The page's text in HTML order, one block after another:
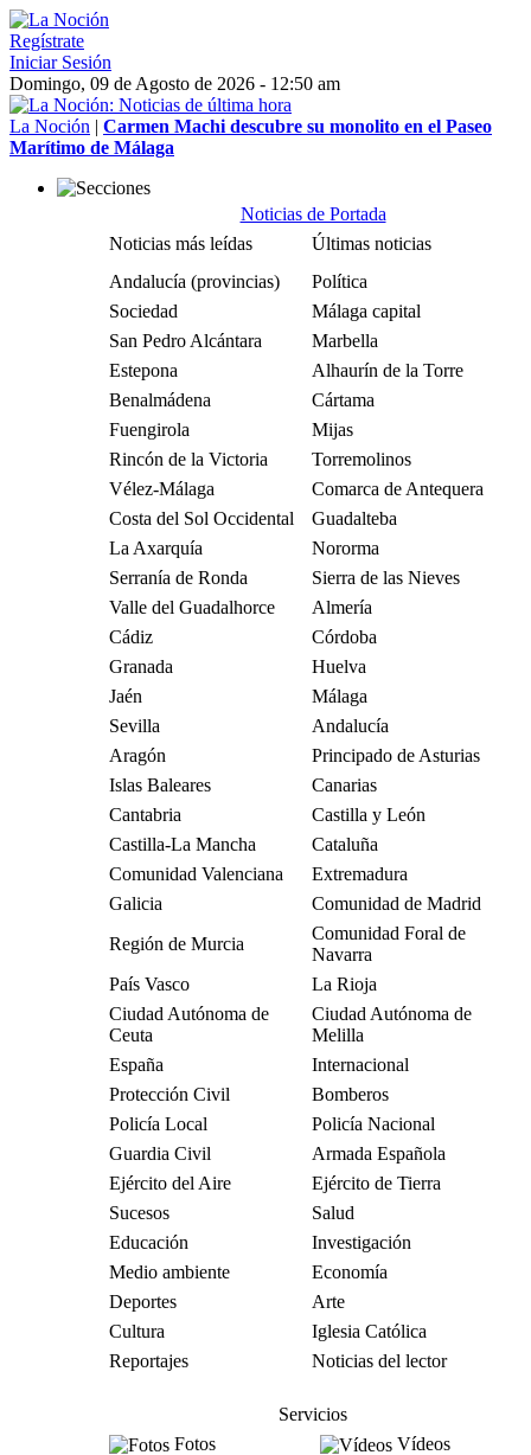
Regístrate
Iniciar Sesión
Domingo, 09 de Agosto de 2026 - 12:50 am
La Noción | Carmen Machi descubre su monolito en el Paseo
Marítimo de Málaga
Noticias de Portada
Noticias más leídas
Últimas noticias
Andalucía (provincias)
Política
Sociedad
Málaga capital
San Pedro Alcántara
Marbella
Estepona
Alhaurín de la Torre
Benalmádena
Cártama
Fuengirola
Mijas
Rincón de la Victoria
Torremolinos
Vélez-Málaga
Comarca de Antequera
Costa del Sol Occidental
Guadalteba
La Axarquía
Nororma
Serranía de Ronda
Sierra de las Nieves
Valle del Guadalhorce
Almería
Cádiz
Córdoba
Granada
Huelva
Jaén
Málaga
Sevilla
Andalucía
Aragón
Principado de Asturias
Islas Baleares
Canarias
Cantabria
Castilla y León
Castilla-La Mancha
Cataluña
Comunidad Valenciana
Extremadura
Galicia
Comunidad de Madrid
Región de Murcia
Comunidad Foral de
Navarra
País Vasco
La Rioja
Ciudad Autónoma de
Ceuta
Ciudad Autónoma de
Melilla
España
Internacional
Protección Civil
Bomberos
Policía Local
Policía Nacional
Guardia Civil
Armada Española
Ejército del Aire
Ejército de Tierra
Sucesos
Salud
Educación
Investigación
Medio ambiente
Economía
Deportes
Arte
Cultura
Iglesia Católica
Reportajes
Noticias del lector
Servicios
Fotos
Vídeos